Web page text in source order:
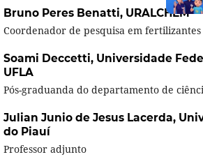
Bruno Peres Benatti, URALCHEM
Coordenador de pesquisa em fertilizantes
Soami Deccetti, Universidade
UFLA
Pós-graduanda do departamento de
Julian Junio de Jesus Lacerda,
do Piauí
Professor adjunto